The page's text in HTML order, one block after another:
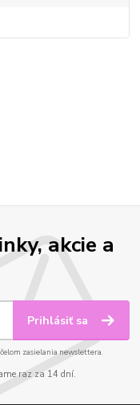
akcie a
Prihlásiť sa
zasielania newslettera.
raz za 14 dní.